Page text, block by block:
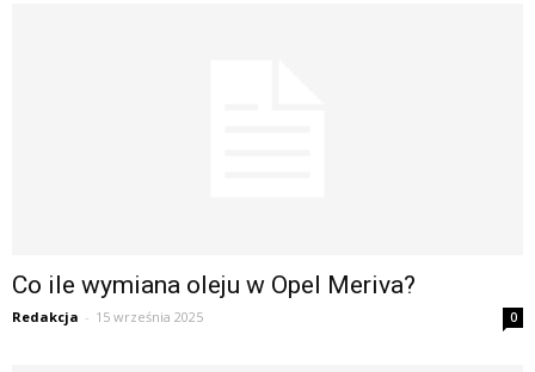
Co ile wymiana oleju w Opel Meriva?
Redakcja - 15 września 2025 0